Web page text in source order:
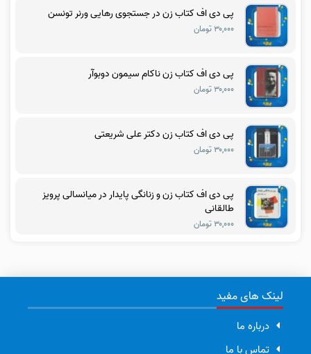
پی دی اف کتاب زن در جستجوی رهایی ورنر تونسن
۳۰,۰۰۰ تومان
پی دی اف کتاب زن ناکام سیمون دوبوآر
۳۰,۰۰۰ تومان
پی دی اف کتاب زن دکتر علی شریعتی
۳۰,۰۰۰ تومان
پی دی اف کتاب زن و زنانگی پایدار در میانسالی پرویز
طالقانی
۳۰,۰۰۰ تومان
لینک های مفید
درباره ما
تماس با ما